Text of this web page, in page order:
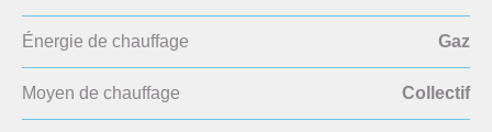
Énergie de chauffage Gaz
Moyen de chauffage Collectif